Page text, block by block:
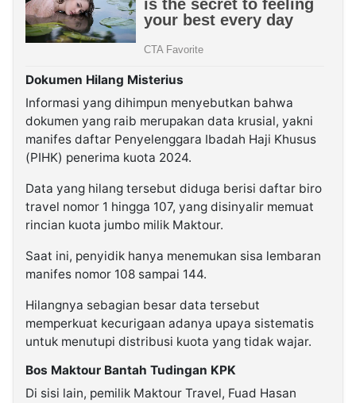
Dokumen Hilang Misterius
Informasi yang dihimpun menyebutkan bahwa
dokumen yang raib merupakan data krusial, yakni
manifes daftar Penyelenggara Ibadah Haji Khusus
(PIHK) penerima kuota 2024.
Data yang hilang tersebut diduga berisi daftar biro
travel nomor 1 hingga 107, yang disinyalir memuat
rincian kuota jumbo milik Maktour.
Saat ini, penyidik hanya menemukan sisa lembaran
manifes nomor 108 sampai 144.
Hilangnya sebagian besar data tersebut
memperkuat kecurigaan adanya upaya sistematis
untuk menutupi distribusi kuota yang tidak wajar.
Bos Maktour Bantah Tudingan KPK
Di sisi lain, pemilik Maktour Travel, Fuad Hasan